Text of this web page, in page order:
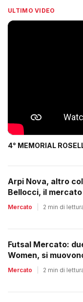
ULTIMO VIDEO
4° MEMORIAL
Arpi Nova, altro
Bellocci, il
Mercato 2 min di
Futsal Mercato:
Women, si
regionale
Mercato 2 min di